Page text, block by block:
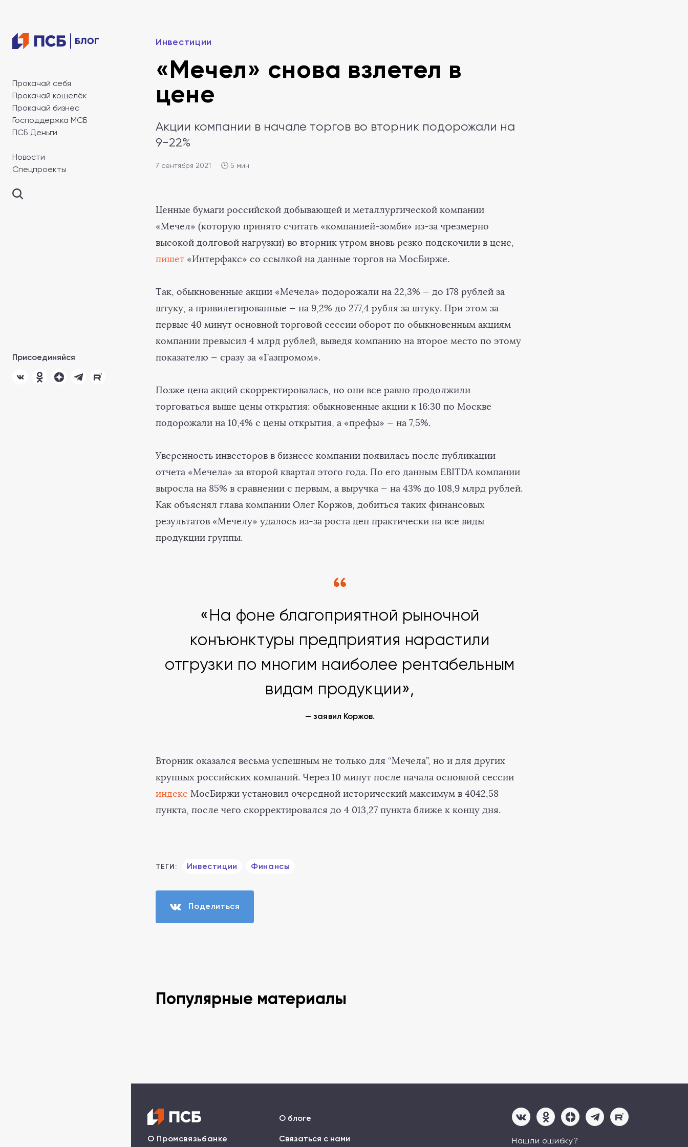
Прокачай себя
Прокачай кошелёк
Прокачай бизнес
Господдержка МСБ
ПСБ Деньги
Новости
Спецпроекты
Присоединяйся
Инвестиции
«Мечел» снова взлетел в
цене
Акции компании в начале торгов во вторник подорожали на
9-22%
7 сентября 2021 🕒 5 мин
Ценные бумаги российской добывающей и металлургической компании
«Мечел» (которую принято считать «компанией-зомби» из-за чрезмерно
высокой долговой нагрузки) во вторник утром вновь резко подскочили в цене,
пишет «Интерфакс» со ссылкой на данные торгов на МосБирже.
Так, обыкновенные акции «Мечела» подорожали на 22,3% — до 178 рублей за
штуку, а привилегированные — на 9,2% до 277,4 рубля за штуку. При этом за
первые 40 минут основной торговой сессии оборот по обыкновенным акциям
компании превысил 4 млрд рублей, выведя компанию на второе место по этому
показателю — сразу за «Газпромом».
Позже цена акций скорректировалась, но они все равно продолжили
торговаться выше цены открытия: обыкновенные акции к 16:30 по Москве
подорожали на 10,4% с цены открытия, а «префы» — на 7,5%.
Уверенность инвесторов в бизнесе компании появилась после публикации
отчета «Мечела» за второй квартал этого года. По его данным EBITDA компании
выросла на 85% в сравнении с первым, а выручка — на 43% до 108,9 млрд рублей.
Как объяснял глава компании Олег Коржов, добиться таких финансовых
результатов «Мечелу» удалось из-за роста цен практически на все виды
продукции группы.
«На фоне благоприятной рыночной
конъюнктуры предприятия нарастили
отгрузки по многим наиболее рентабельным
видам продукции»,
— заявил Коржов.
Вторник оказался весьма успешным не только для “Мечела”, но и для других
крупных российских компаний. Через 10 минут после начала основной сессии
индекс МосБиржи установил очередной исторический максимум в 4042,58
пункта, после чего скорректировался до 4 013,27 пункта ближе к концу дня.
ТЕГИ: Инвестиции Финансы
Поделиться
Популярные материалы
О Промсвязьбанке
О блоге
Связаться с нами Нашли ошибку?